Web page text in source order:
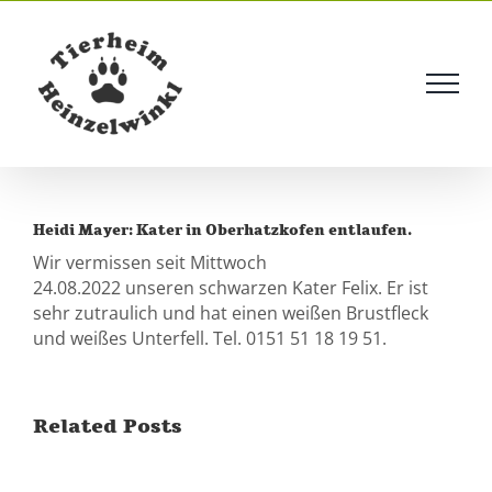
content
Heidi Mayer: Kater in Oberhatzkofen entlaufen.
Wir vermissen seit Mittwoch
24.08.2022 unseren schwarzen Kater Felix. Er ist
sehr zutraulich und hat einen weißen Brustfleck
und weißes Unterfell. Tel. 0151 51 18 19 51.
Related Posts